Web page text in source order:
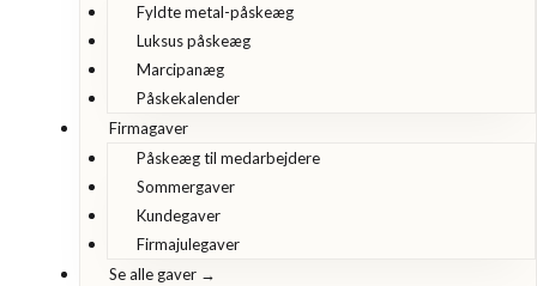
Fyldte metal-påskeæg
Luksus påskeæg
Marcipanæg
Påskekalender
Firmagaver
Påskeæg til medarbejdere
Sommergaver
Kundegaver
Firmajulegaver
Se alle gaver →